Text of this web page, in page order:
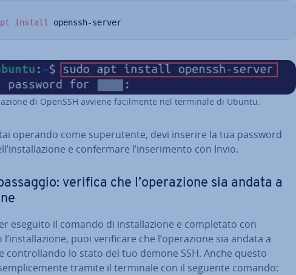
install openssh-server
di OpenSSH avviene fa­cil­men­te nel terminale di Ubuntu.
operando come su­pe­ru­ten­te, devi inserire la tua password
e con­fer­ma­re l’in­se­ri­men­to con Invio.
verifica che l’ope­ra­zio­ne sia andata a
eseguito il comando di in­stal­la­zio­ne e com­ple­ta­to con
l’in­stal­la­zio­ne, puoi ve­ri­fi­ca­re che l’ope­ra­zio­ne sia andata a
con­trol­lan­do lo stato del tuo demone SSH. Anche questo
tramite il terminale con il seguente comando: